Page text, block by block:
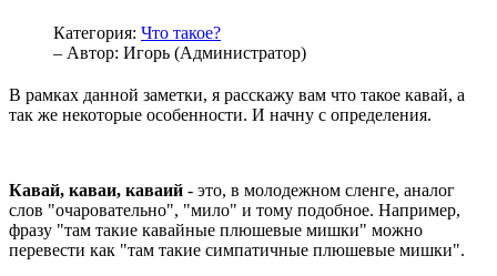
Категория: Что такое?
– Автор: Игорь (Администратор)
В рамках данной заметки, я расскажу вам что такое кавай, а
так же некоторые особенности. И начну с определения.
Кавай, каваи, каваий - это, в молодежном сленге, аналог
слов "очаровательно", "мило" и тому подобное. Например,
фразу "там такие кавайные плюшевые мишки" можно
перевести как "там такие симпатичные плюшевые мишки".